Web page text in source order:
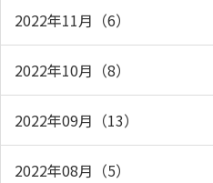
2022年11月（6）
2022年10月（8）
2022年09月（13）
2022年08月（5）